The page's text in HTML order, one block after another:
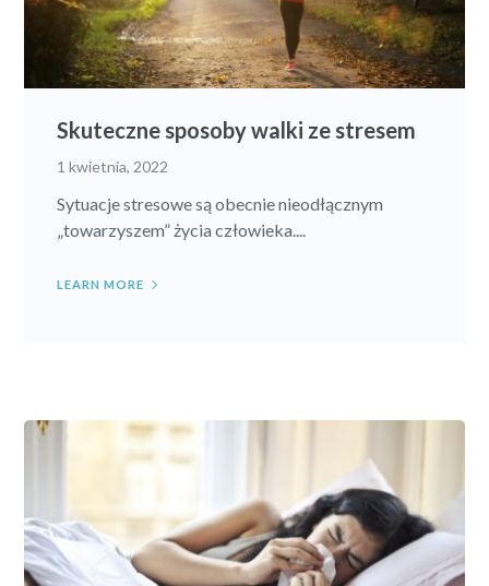
Skuteczne sposoby walki ze stresem
1 kwietnia, 2022
Sytuacje stresowe są obecnie nieodłącznym
„towarzyszem” życia człowieka....
LEARN MORE